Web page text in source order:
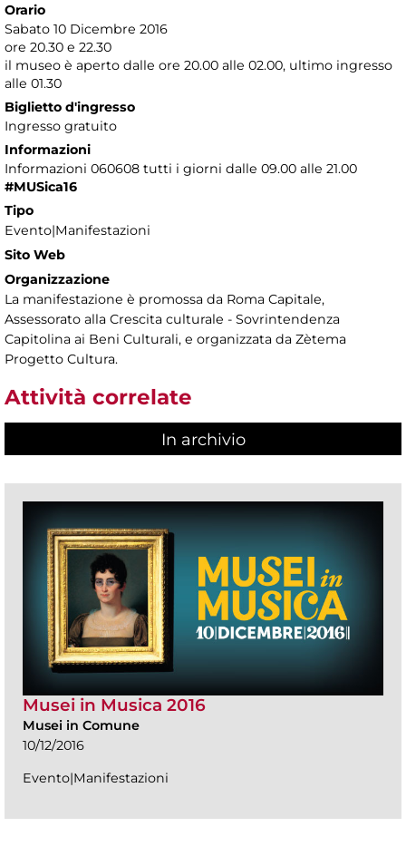
Orario
Sabato 10 Dicembre 2016
ore 20.30 e 22.30
il museo è aperto dalle ore 20.00 alle 02.00, ultimo ingresso
alle 01.30
Biglietto d'ingresso
Ingresso gratuito
Informazioni
Informazioni 060608 tutti i giorni dalle 09.00 alle 21.00
#MUSica16
Tipo
Evento|Manifestazioni
Sito Web
Organizzazione
La manifestazione è promossa da Roma Capitale,
Assessorato alla Crescita culturale - Sovrintendenza
Capitolina ai Beni Culturali, e organizzata da Zètema
Progetto Cultura.
Attività correlate
In archivio
Musei in Musica 2016
Musei in Comune
10/12/2016
Evento|Manifestazioni